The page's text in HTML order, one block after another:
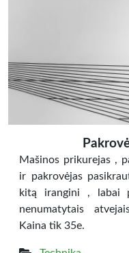
Mašinos prikurejas ,
ir pakrovėjas
kitą irangini , labai
nenumatytais
Kaina tik 35e.